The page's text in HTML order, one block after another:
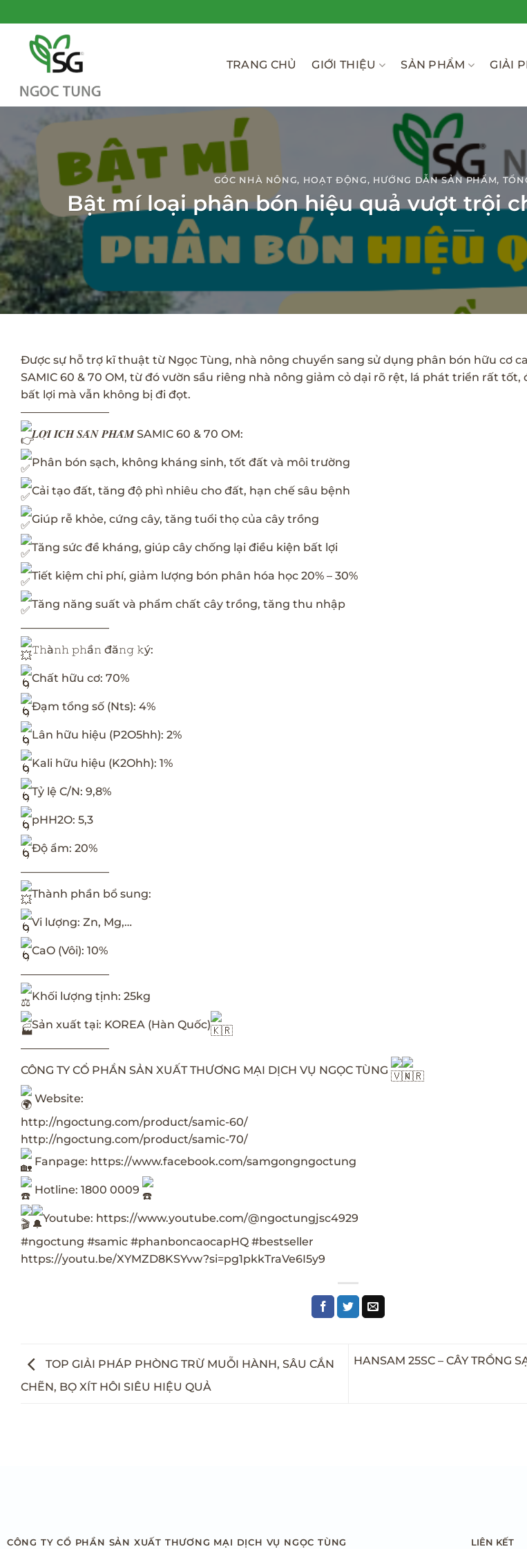
qua
TRANG CHỦ GIỚI THIỆU SẢN PHẨM GIẢI
GÓC NHÀ NÔNG, HOẠT ĐỘNG, HƯỚNG DẪN SẢN PHẨM,
Bật mí loại phân bón hiệu quả vượt trội
Được sự hỗ trợ kĩ thuật từ Ngọc Tùng, nhà nông chuyển sang sử dụng phân bón hữu cơ
SAMIC 60 & 70 OM, từ đó vườn sầu riêng nhà nông giảm cỏ dại rõ rệt, lá phát triển rất
bất lợi mà vẫn không bị đi đọt.
————————
𝑳𝑶̛̣𝑰 𝑰́𝑪𝑯 𝑺𝑨̉𝑵 𝑷𝑯𝑨̂̉𝑴 SAMIC 60 & 70 OM:
Phân bón sạch, không kháng sinh, tốt đất và môi trường
Cải tạo đất, tăng độ phì nhiêu cho đất, hạn chế sâu bệnh
Giúp rễ khỏe, cứng cây, tăng tuổi thọ của cây trồng
Tăng sức đề kháng, giúp cây chống lại điều kiện bất lợi
Tiết kiệm chi phí, giảm lượng bón phân hóa học 20% – 30%
Tăng năng suất và phẩm chất cây trồng, tăng thu nhập
————————
𝚃𝚑à𝚗𝚑 𝚙𝚑ầ𝚗 đă𝚗𝚐 𝚔ý:
Chất hữu cơ: 70%
Đạm tổng số (Nts): 4%
Lân hữu hiệu (P2O5hh): 2%
Kali hữu hiệu (K2Ohh): 1%
Tỷ lệ C/N: 9,8%
pHH2O: 5,3
Độ ẩm: 20%
————————
Thành phần bổ sung:
Vi lượng: Zn, Mg,…
CaO (Vôi): 10%
————————
Khối lượng tịnh: 25kg
Sản xuất tại: KOREA (Hàn Quốc)
————————
CÔNG TY CỔ PHẦN SẢN XUẤT THƯƠNG MẠI DỊCH VỤ NGỌC TÙNG
Website:
http://ngoctung.com/product/samic-60/
http://ngoctung.com/product/samic-70/
Fanpage: https://www.facebook.com/samgongngoctung
Hotline: 1800 0009
Youtube: https://www.youtube.com/@ngoctungjsc4929
#ngoctung #samic #phanboncaocapHQ #bestseller
https://youtu.be/XYMZD8KSYvw?si=pg1pkkTraVe6I5y9
TOP GIẢI PHÁP PHÒNG TRỪ MUỖI HÀNH, SÂU CẮN
CHẼN, BỌ XÍT HÔI SIÊU HIỆU QUẢ
HANSAM 25SC – CÂY TRỒNG
CÔNG TY CỔ PHẦN SẢN XUẤT THƯƠNG MẠI DỊCH VỤ NGỌC TÙNG LIÊN KẾT